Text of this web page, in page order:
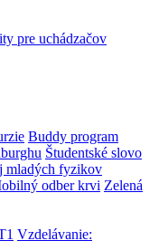
pre uchádzačov
Buddy program
Študentské slovo
mladých fyzikov
odber krvi Zelená
Vzdelávanie: